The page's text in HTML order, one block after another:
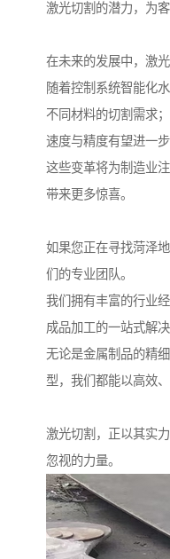
激光切割的潜力，为
在未来的发展中，激
随着控制系统智能化
不同材料的切割需求
速度与精度有望进一步
这些变革将为制造业
带来更多惊喜。
如果您正在寻找菏泽
们的专业团队。
我们拥有丰富的行业
成品加工的一站式解决
无论是金属制品的精
型，我们都能以高效
激光切割，正以其实
忽视的力量。